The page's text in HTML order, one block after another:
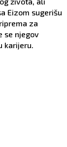
Eizom sugerišu
za
se njegov
karijeru.